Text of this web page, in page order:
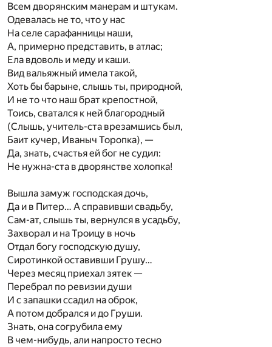
Всем дворянским манерам и штукам.
Одевалась не то, что у нас
На селе сарафанницы наши,
А, примерно представить, в атлас;
Ела вдоволь и меду и каши.
Вид вальяжный имела такой,
Хоть бы барыне, слышь ты, природной,
И не то что наш брат крепостной,
Тоись, сватался к ней благородный
(Слышь, учитель-ста врезамшись был,
Баит кучер, Иваныч Торопка), —
Да, знать, счастья ей бог не судил:
Не нужна-ста в дворянстве холопка!
Вышла замуж господская дочь,
Да и в Питер… А справивши свадьбу,
Сам-ат, слышь ты, вернулся в усадьбу,
Захворал и на Троицу в ночь
Отдал богу господскую душу,
Сиротинкой оставивши Грушу…
Через месяц приехал зятек —
Перебрал по ревизии души
И с запашки ссадил на оброк,
А потом добрался и до Груши.
Знать, она согрубила ему
В чем-нибудь, али напросто тесно